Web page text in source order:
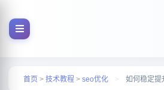
首页 > 技术教程 > seo优化 > 如何稳定提